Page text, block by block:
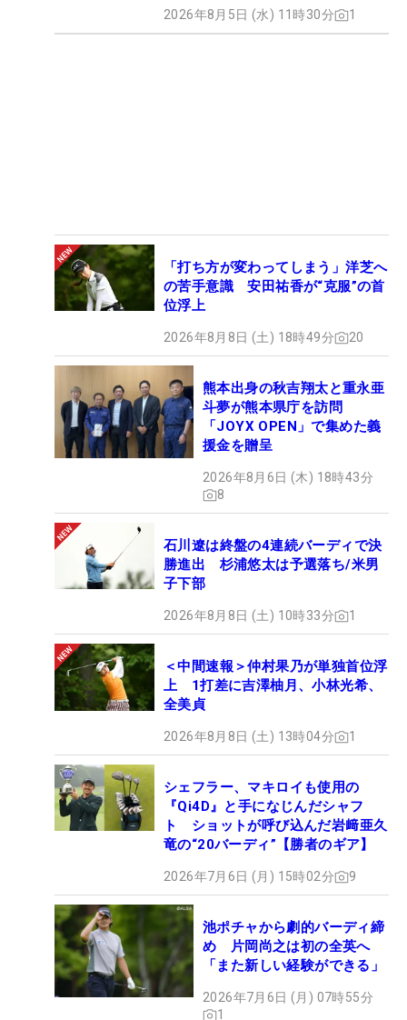
2026年8月5日 (水) 11時30分 1
「打ち方が変わってしまう」洋芝へ
の苦手意識 安田祐香が“克服”の首
位浮上
2026年8月8日 (土) 18時49分 20
熊本出身の秋吉翔太と重永亜
斗夢が熊本県庁を訪問
「JOYX OPEN」で集めた義
援金を贈呈
2026年8月6日 (木) 18時43分
8
石川遼は終盤の4連続バーディで決
勝進出 杉浦悠太は予選落ち/米男
子下部
2026年8月8日 (土) 10時33分 1
＜中間速報＞仲村果乃が単独首位浮
上 1打差に吉澤柚月、小林光希、
全美貞
2026年8月8日 (土) 13時04分 1
シェフラー、マキロイも使用の
『Qi4D』と手になじんだシャフ
ト ショットが呼び込んだ岩﨑亜久
竜の“20バーディ”【勝者のギア】
2026年7月6日 (月) 15時02分 9
池ポチャから劇的バーディ締
め 片岡尚之は初の全英へ
「また新しい経験ができる」
2026年7月6日 (月) 07時55分
1